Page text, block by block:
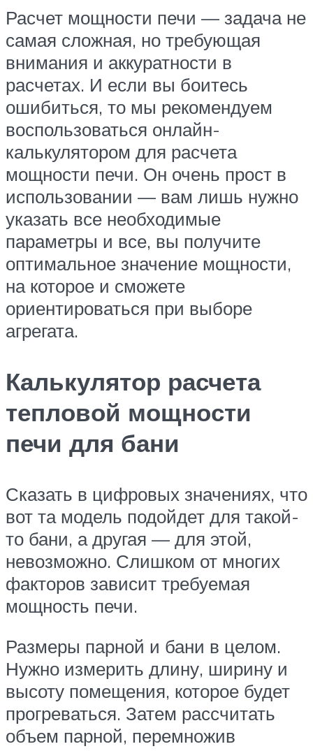
Расчет мощности печи — задача не
самая сложная, но требующая
внимания и аккуратности в
расчетах. И если вы боитесь
ошибиться, то мы рекомендуем
воспользоваться онлайн-
калькулятором для расчета
мощности печи. Он очень прост в
использовании — вам лишь нужно
указать все необходимые
параметры и все, вы получите
оптимальное значение мощности,
на которое и сможете
ориентироваться при выборе
агрегата.
Калькулятор расчета
тепловой мощности
печи для бани
Сказать в цифровых значениях, что
вот та модель подойдет для такой-
то бани, а другая — для этой,
невозможно. Слишком от многих
факторов зависит требуемая
мощность печи.
Размеры парной и бани в целом.
Нужно измерить длину, ширину и
высоту помещения, которое будет
прогреваться. Затем рассчитать
объем парной, перемножив